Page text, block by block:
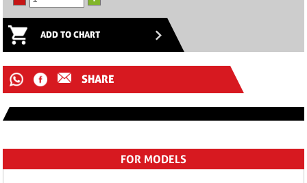
ADD TO CHART
SHARE
FOR MODELS